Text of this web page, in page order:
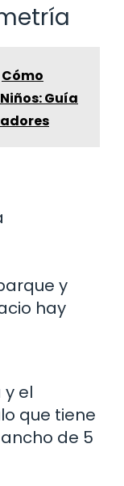
Cómo
Guía
y
hay
el
que tiene
de 5